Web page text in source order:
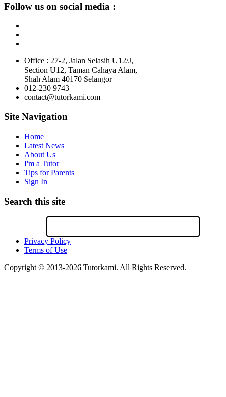
Follow us on social media :
Office : 27-2, Jalan Selasih U12/J,
Section U12, Taman Cahaya Alam,
Shah Alam 40170 Selangor
012-230 9743
contact@tutorkami.com
Site Navigation
Home
Latest News
About Us
I'm a Tutor
Tips for Parents
Sign In
Search this site
Privacy Policy
Terms of Use
Copyright © 2013-2026 Tutorkami. All Rights Reserved.